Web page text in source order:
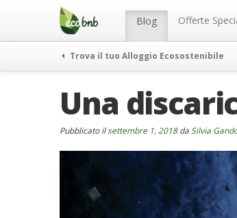
Menu Blog Offerte
Trova il tuo Alloggio Ecosostenibile
Una
Pubblicato ilsettembre 1, 2018da Silvia